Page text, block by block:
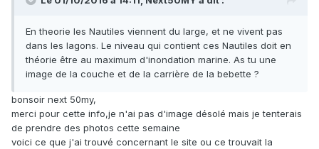
En theorie les Nautiles viennent du large, et ne vivent pas
dans les lagons. Le niveau qui contient ces Nautiles doit en
théorie être au maximum d'inondation marine. As tu une
image de la couche et de la carrière de la bebette ?
bonsoir next 50my,
merci pour cette info,je n'ai pas d'image désolé mais je tenterais
de prendre des photos cette semaine
voici ce que j'ai trouvé concernant le site ou ce trouvait la